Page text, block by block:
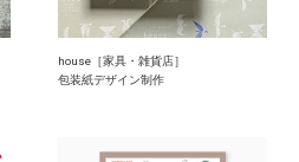
house［家具・雑貨店］
包装紙デザイン制作